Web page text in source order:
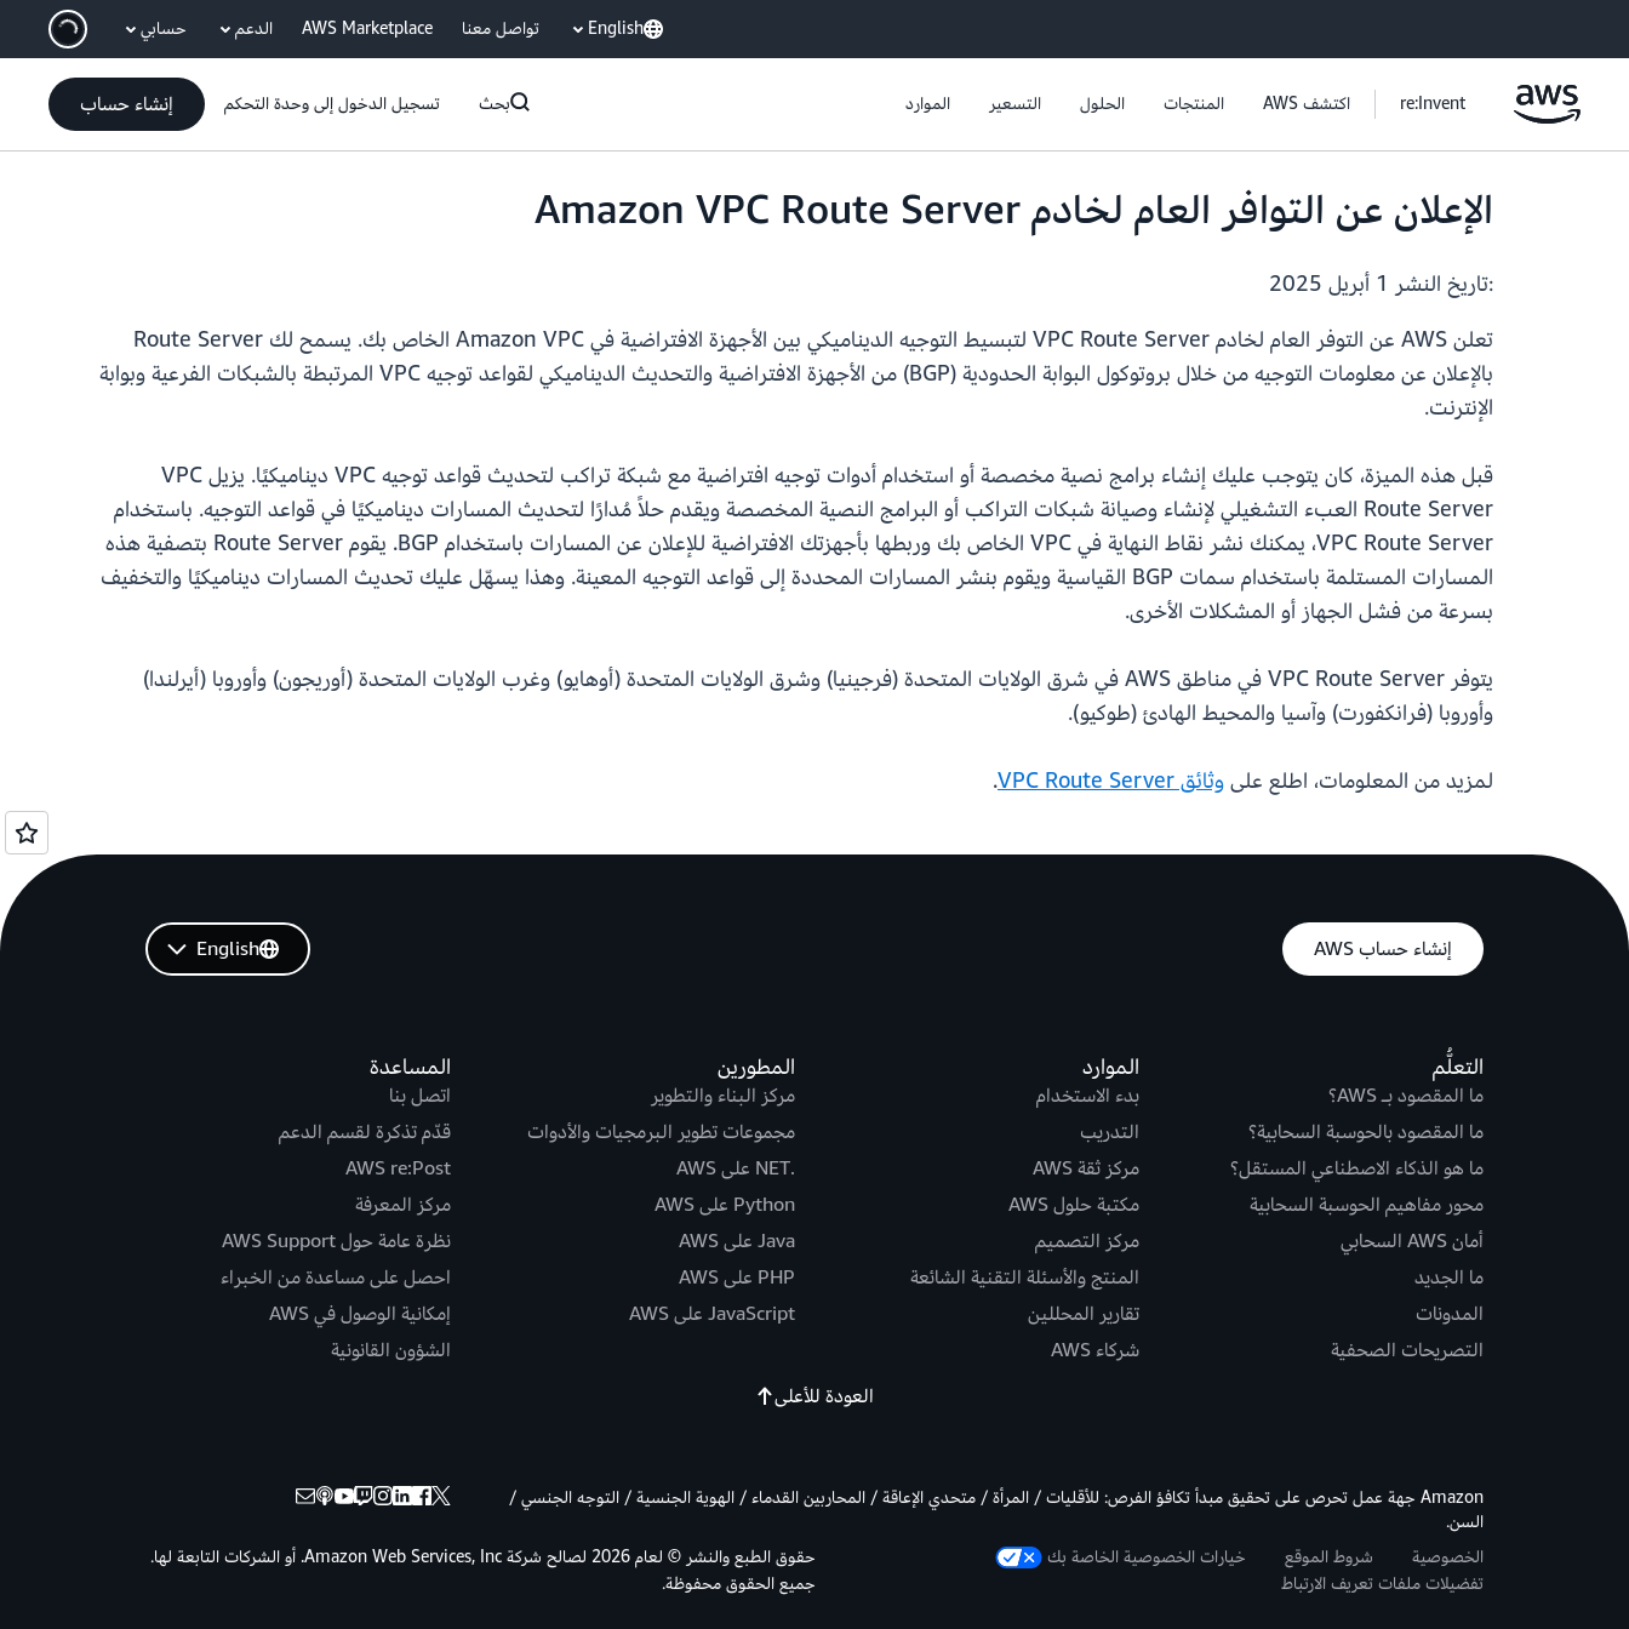
انتقل إلى المحتوى الرئيسي English تواصل معنا AWS Marketplace الدعم حسابي
re:Invent اكتشف AWS المنتجات الحلول التسعير الموارد بحث تسجيل الدخول إلى وحدة التحكم إنشاء حساب
الإعلان عن التوافر العام لخادم Amazon VPC Route Server
:تاريخ النشر
تعلن AWS عن التوفر العام لخادم VPC Route Server لتبسيط التوجيه الديناميكي بين الأجهزة الافتراضية في Amazon VPC الخاص بك. يسمح لك Route Server
بالإعلان عن معلومات التوجيه من خلال بروتوكول البوابة الحدودية (BGP) من الأجهزة الافتراضية والتحديث الديناميكي لقواعد توجيه VPC المرتبطة بالشبكات الفرعية وبوابة
الإنترنت.
قبل هذه الميزة، كان يتوجب عليك إنشاء برامج نصية مخصصة أو استخدام أدوات توجيه افتراضية مع شبكة تراكب لتحديث قواعد توجيه VPC ديناميكيًا. يزيل VPC
Route Server العبء التشغيلي لإنشاء وصيانة شبكات التراكب أو البرامج النصية المخصصة ويقدم حلاً مُدارًا لتحديث المسارات ديناميكيًا في قواعد التوجيه. باستخدام
VPC Route Server، يمكنك نشر نقاط النهاية في VPC الخاص بك وربطها بأجهزتك الافتراضية للإعلان عن المسارات باستخدام BGP. يقوم Route Server بتصفية هذه
المسارات المستلمة باستخدام سمات BGP القياسية ويقوم بنشر المسارات المحددة إلى قواعد التوجيه المعينة. وهذا يسهّل عليك تحديث المسارات ديناميكيًا والتخفيف
بسرعة من فشل الجهاز أو المشكلات الأخرى.
يتوفر VPC Route Server في مناطق AWS في شرق الولايات المتحدة (فرجينيا) وشرق الولايات المتحدة (أوهايو) وغرب الولايات المتحدة (أوريجون) وأوروبا (أيرلندا)
وأوروبا (فرانكفورت) وآسيا والمحيط الهادئ (طوكيو).
لمزيد من المعلومات، اطلع علىوثائق VPC Route Server .
إنشاء حساب AWS
التعلُّم
ما المقصود بـ AWS؟
ما المقصود بالحوسبة السحابية؟
ما هو الذكاء الاصطناعي المستقل؟
محور مفاهيم الحوسبة السحابية
أمان AWS السحابي
ما الجديد
المدونات
التصريحات الصحفية
الموارد
بدء الاستخدام
التدريب
مركز ثقة AWS
مكتبة حلول AWS
مركز التصميم
المنتج والأسئلة التقنية الشائعة
تقارير المحللين
شركاء AWS
المطورين
مركز البناء والتطوير
مجموعات تطوير البرمجيات والأدوات
.NET على AWS
Python على AWS
Java على AWS
PHP على AWS
JavaScript على AWS
المساعدة
اتصل بنا
قدّم تذكرة لقسم الدعم
AWS re:Post
مركز المعرفة
نظرة عامة حول AWS Support
احصل على مساعدة من الخبراء
إمكانية الوصول في AWS
الشؤون القانونية
English
العودة للأعلى
Amazon جهة عمل تحرص على تحقيق مبدأ تكافؤ الفرص: للأقليات / المرأة / متحدي الإعاقة / المحاربين القدماء / الهوية الجنسية / التوجه الجنسي /
السن.
الخصوصية
شروط الموقع
خيارات الخصوصية الخاصة بك
تفضيلات ملفات تعريف الارتباط
حقوق الطبع والنشر © لعام 2026 لصالح شركة Amazon Web Services, Inc. أو الشركات التابعة لها.
جميع الحقوق محفوظة.